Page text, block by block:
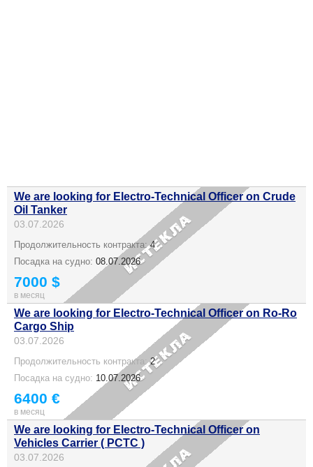
We are looking for Electro-Technical Officer on Crude
Oil Tanker
03.07.2026
Продолжительность контракта:4
Посадка на судно: 08.07.2026
7000 $
в месяц
We are looking for Electro-Technical Officer on Ro-Ro
Cargo Ship
03.07.2026
Продолжительность контракта:2
Посадка на судно: 10.07.2026
6400 €
в месяц
We are looking for Electro-Technical Officer on
Vehicles Carrier ( PCTC )
03.07.2026